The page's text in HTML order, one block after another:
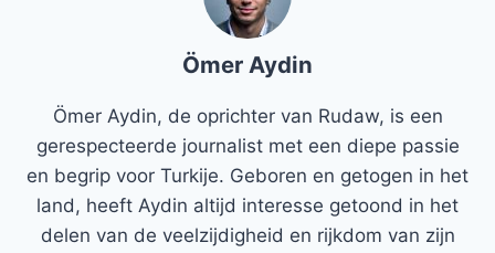
Ömer Aydin
Ömer Aydin, de oprichter van Rudaw, is een
gerespecteerde journalist met een diepe passie
en begrip voor Turkije. Geboren en getogen in het
land, heeft Aydin altijd interesse getoond in het
delen van de veelzijdigheid en rijkdom van zijn